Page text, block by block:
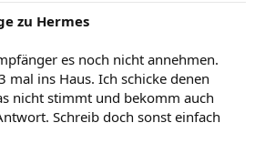
zu Hermes
es noch nicht annehmen.
mal ins Haus. Ich schicke denen
nicht stimmt und bekomm auch
Schreib doch sonst einfach